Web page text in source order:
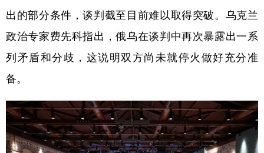
出的部分条件，谈判截至目前难以取得突破。乌克兰
政治专家费先科指出，俄乌在谈判中再次暴露出一系
列矛盾和分歧，这说明双方尚未就停火做好充分准
备。